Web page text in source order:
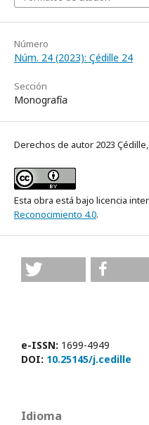
Número
Núm. 24 (2023): Çédille 24
Sección
Monografía
Derechos de autor 2023
Esta obra está bajo licencia
Reconocimiento 4.0.
e-ISSN: 1699-4949
DOI: 10.25145/j.cedille
Idioma